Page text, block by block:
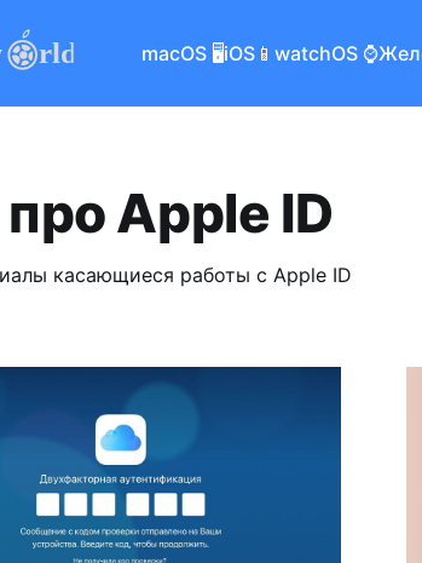
macOS 🖥iOS📱watchOS ⌚️
Apple ID
касающиеся работы с Apple ID